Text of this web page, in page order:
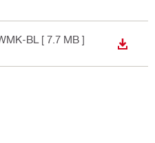
BL [ 7.7 MB ]